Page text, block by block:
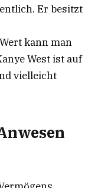
Er besitzt
kann man
West ist auf
vielleicht